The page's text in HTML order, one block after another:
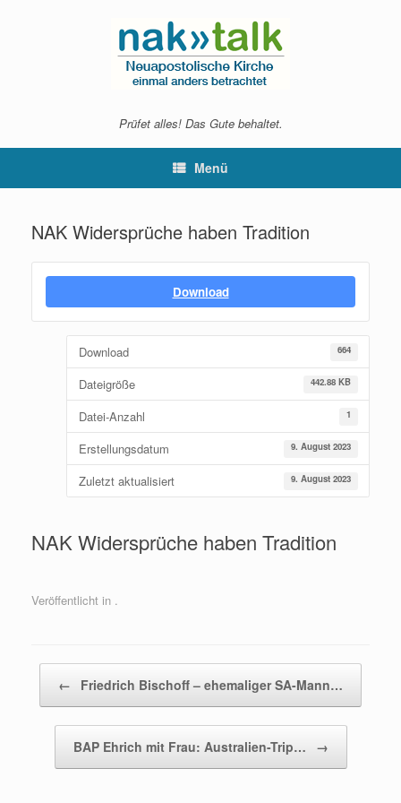
Prüfet alles! Das Gute behaltet.
Menü
NAK Widersprüche haben Tradition
Download
Download 664
Dateigröße 442.88 KB
Datei-Anzahl 1
Erstellungsdatum 9. August 2023
Zuletzt aktualisiert 9. August 2023
NAK Widersprüche haben Tradition
Veröffentlicht in .
← Friedrich Bischoff – ehemaliger SA-Mann…
BAP Ehrich mit Frau: Australien-Trip… →